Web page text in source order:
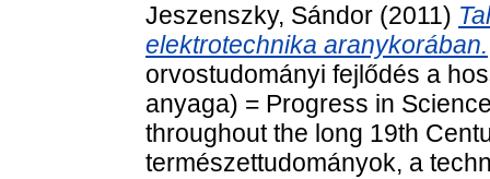
Jeszenszky, Sándor (2011)
elektrotechnika aranykorában.
orvostudományi fejlődés a
anyaga) = Progress in
throughout the long 19th
természettudományok, a